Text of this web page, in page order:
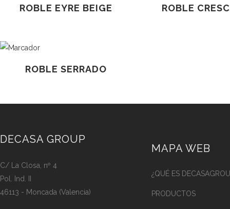
ROBLE EYRE BEIGE ROBLE
ROBLE SERRADO
DECASA GROUP
C/ La Closa, nº 4
Pol. Ind. II
46113 - Moncada (Valencia)
MAPA WEB
¿QUÉ ES
PRODUCTOS